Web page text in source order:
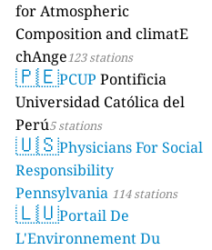
for Atmospheric
Composition and climatE
chAnge123 stations
🇵🇪PCUP Pontificia
Universidad Católica del
Perú5 stations
🇺🇸Physicians For Social
Responsibility
Pennsylvania 114 stations
🇱🇺Portail De
L'Environnement Du